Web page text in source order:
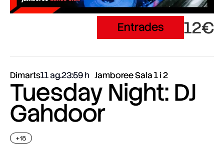
Entrades 12€
Dimarts11 ag.23:59 Jamboree Sala 1 i 2
Tuesday Night: DJ
Gahdoor
+18